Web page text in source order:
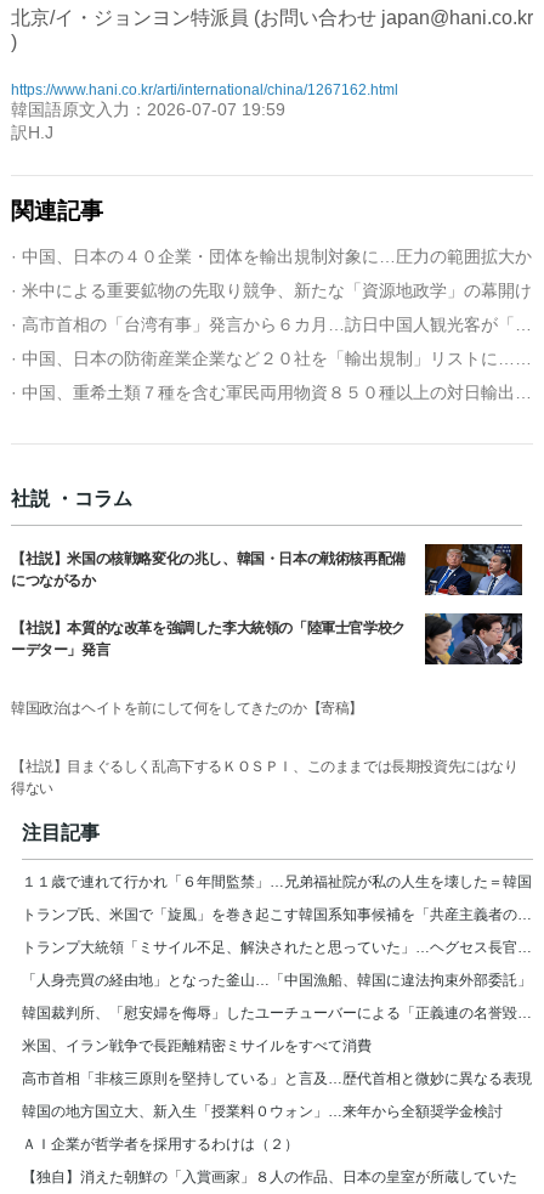
北京/イ・ジョンヨン特派員 (お問い合わせ japan@hani.co.kr
)
https://www.hani.co.kr/arti/international/china/1267162.html
韓国語原文入力：2026-07-07 19:59
訳H.J
関連記事
· 中国、日本の４０企業・団体を輸出規制対象に…圧力の範囲拡大か
· 米中による重要鉱物の先取り競争、新たな「資源地政学」の幕開け
社説 ・コラム
【社説】米国の核戦略変化の兆し、韓国・日本の戦術核再配備
につながるか
【社説】本質的な改革を強調した李大統領の「陸軍士官学校ク
ーデター」発言
韓国政治はヘイトを前にして何をしてきたのか【寄稿】
【社説】目まぐるしく乱高下するＫＯＳＰＩ、このままでは長期投資先にはなり
得ない
注目記事
１１歳で連れて行かれ「６年間監禁」…兄弟福祉院が私の人生を壊した＝韓国
トランプ氏、米国で「旋風」を巻き起こす韓国系知事候補を「共産主義者の狂人」と非難
「人身売買の経由地」となった釜山…「中国漁船、韓国に違法拘束外部委託」
韓国裁判所、「慰安婦を侮辱」したユーチューバーによる「正義連の名誉毀損」認める
米国、イラン戦争で長距離精密ミサイルをすべて消費
高市首相「非核三原則を堅持している」と言及…歴代首相と微妙に異なる表現
韓国の地方国立大、新入生「授業料０ウォン」…来年から全額奨学金検討
ＡＩ企業が哲学者を採用するわけは（２）
【独自】消えた朝鮮の「入賞画家」８人の作品、日本の皇室が所蔵していた